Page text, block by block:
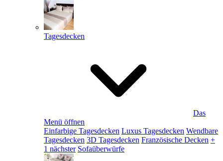
Tagesdecken
Das
Menü öffnen
Einfarbige Tagesdecken Luxus Tagesdecken Wendbare
Tagesdecken 3D Tagesdecken Französische Decken +
1 nächster Sofaüberwürfe